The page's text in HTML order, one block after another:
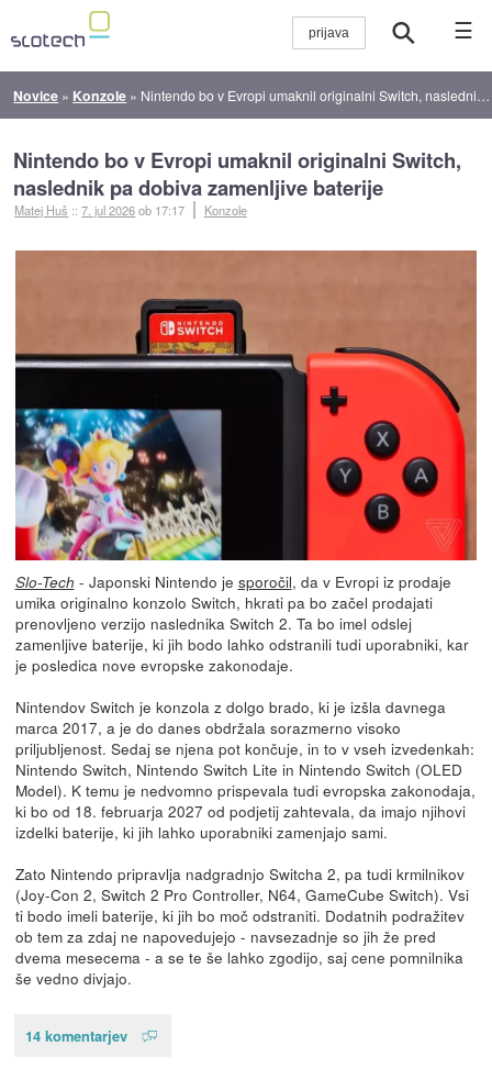
☰
Novice » Konzole » Nintendo bo v Evropi umaknil originalni Switch, naslednik pa dobiva zamenljive baterije
Nintendo bo v Evropi umaknil originalni Switch,
naslednik pa dobiva zamenljive baterije
Matej Huš ::7. jul 2026ob 17:17 Konzole
Slo-Tech - Japonski Nintendo je sporočil, da v Evropi iz prodaje
umika originalno konzolo Switch, hkrati pa bo začel prodajati
prenovljeno verzijo naslednika Switch 2. Ta bo imel odslej
zamenljive baterije, ki jih bodo lahko odstranili tudi uporabniki, kar
je posledica nove evropske zakonodaje.
Nintendov Switch je konzola z dolgo brado, ki je izšla davnega
marca 2017, a je do danes obdržala sorazmerno visoko
priljubljenost. Sedaj se njena pot končuje, in to v vseh izvedenkah:
Nintendo Switch, Nintendo Switch Lite in Nintendo Switch (OLED
Model). K temu je nedvomno prispevala tudi evropska zakonodaja,
ki bo od 18. februarja 2027 od podjetij zahtevala, da imajo njihovi
izdelki baterije, ki jih lahko uporabniki zamenjajo sami.
Zato Nintendo pripravlja nadgradnjo Switcha 2, pa tudi krmilnikov
(Joy-Con 2, Switch 2 Pro Controller, N64, GameCube Switch). Vsi
ti bodo imeli baterije, ki jih bo moč odstraniti. Dodatnih podražitev
ob tem za zdaj ne napovedujejo - navsezadnje so jih že pred
dvema mesecema - a se te še lahko zgodijo, saj cene pomnilnika
še vedno divjajo.
14 komentarjev